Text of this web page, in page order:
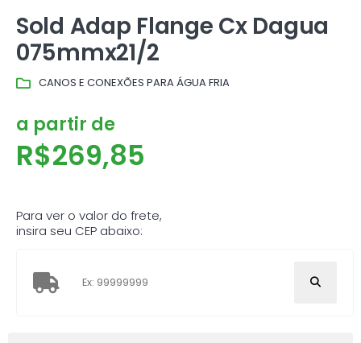
Sold Adap Flange Cx Dagua
075mmx21/2
CANOS E CONEXÕES PARA ÁGUA FRIA
a partir de
R$269,85
Para ver o valor do frete,
insira seu CEP abaixo: